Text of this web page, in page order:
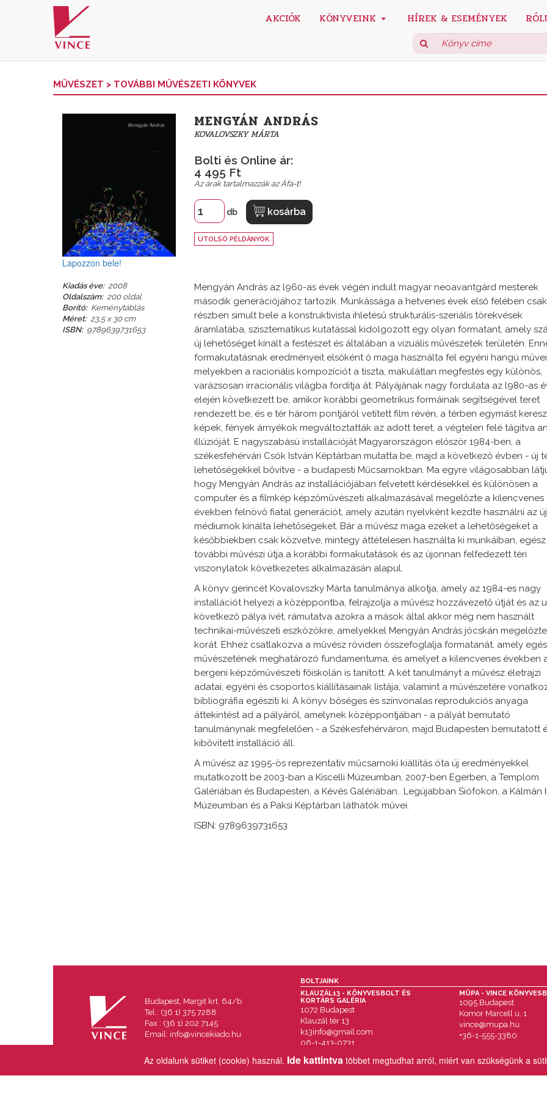
Az oldalunk sütiket (cookie) használ. Ide kattintva többet megtudhat arról, miért van szükségünk a
AKCIÓK KÖNYVEINK HÍREK & ESEMÉNYEK
MŰVÉSZET > TOVÁBBI MŰVÉSZETI KÖNYVEK
Lapozzon bele!
MENGYÁN ANDRÁS
KOVALOVSZKY MÁRTA
Bolti és Online ár:
4 495 Ft
Az árak tartalmazzák az Áfá-t!
db kosárba
UTOLSÓ PÉLDÁNYOK
Kiadás éve: 2008
Oldalszám: 200 oldal
Borító: Keménytáblás
Méret: 23,5 x 30 cm
ISBN: 9789639731653
Mengyán András az l960-as évek végén indult magyar neoavantgárd mesterek
második generációjához tartozik. Munkássága a hetvenes évek első felében csak
részben simult bele a konstruktivista ihletésű strukturális-szeriális törekvések
áramlatába, szisztematikus kutatással kidolgozott egy olyan formatant, amely
új lehetőséget kínált a festészet és általában a vizuális művészetek területén.
formakutatásnak eredményeit elsőként ő maga használta fel egyéni hangú
melyekben a racionális kompozíciót a tiszta, makulátlan megfestés egy különös,
varázsosan irracionális világba fordítja át. Pályájának nagy fordulata az l980-as
elején következett be, amikor korábbi geometrikus formáinak segítségével teret
rendezett be, és e tér három pontjáról vetített film révén, a térben egymást
képek, fények árnyékok megváltoztatták az adott teret, a végtelen felé tágítva
illúzióját. E nagyszabású installációját Magyarországon először 1984-ben, a
székesfehérvári Csók István Képtárban mutatta be, majd a következő évben - új
lehetőségekkel bővítve - a budapesti Műcsarnokban. Ma egyre világosabban
hogy Mengyán András az installációjában felvetett kérdésekkel és különösen a
computer és a filmkép képzőművészeti alkalmazásával megelőzte a kilencvenes
években felnövő fiatal generációt, amely azután nyelvként kezdte használni az új
médiumok kínálta lehetőségeket. Bár a művész maga ezeket a lehetőségeket a
későbbiekben csak közvetve, mintegy áttételesen használta ki munkáiban, egész
további művészi útja a korábbi formakutatások és az újonnan felfedezett téri
viszonylatok következetes alkalmazásán alapul.
A könyv gerincét Kovalovszky Márta tanulmánya alkotja, amely az 1984-es nagy
installációt helyezi a középpontba, felrajzolja a művész hozzávezető útját és az
következő pálya ívét, rámutatva azokra a mások által akkor még nem használt
technikai-művészeti eszközökre, amelyekkel Mengyán András jócskán megelőzte
korát. Ehhez csatlakozva a művész röviden összefoglalja formatanát, amely
művészetének meghatározó fundamentuma, és amelyet a kilencvenes években
bergeni képzőművészeti főiskolán is tanított. A két tanulmányt a művész életrajzi
adatai, egyéni és csoportos kiállításainak listája, valamint a művészetére
bibliográfia egészíti ki. A könyv bőséges és színvonalas reprodukciós anyaga
áttekintést ad a pályáról, amelynek középpontjában - a pályát bemutató
tanulmánynak megfelelően - a Székesfehérváron, majd Budapesten bemutatott
kibővített installáció áll.
A művész az 1995-ös reprezentatív műcsarnoki kiállítás óta új eredményekkel
mutatkozott be 2003-ban a Kiscelli Múzeumban, 2007-ben Egerben, a Templom
Galériában és Budapesten, a Kévés Galériában.. Legújabban Siófokon, a Kálmán
Múzeumban és a Paksi Képtárban láthatók művei.
ISBN: 9789639731653
Budapest, Margit krt. 64/b
Tel.: (36 1) 375 7288
Fax.: (36 1) 202 7145
Email: info@vincekiado.hu
BOLTJAINK
KLAUZÁL13 - KÖNYVESBOLT ÉS
KORTÁRS GALÉRIA
1072 Budapest
Klauzál tér 13
k13info@gmail.com
06-1-413-0731
MÜPA - VINCE
1095 Budapest
Komor Marcell u. 1
vince@mupa.hu
+36-1-555-3380